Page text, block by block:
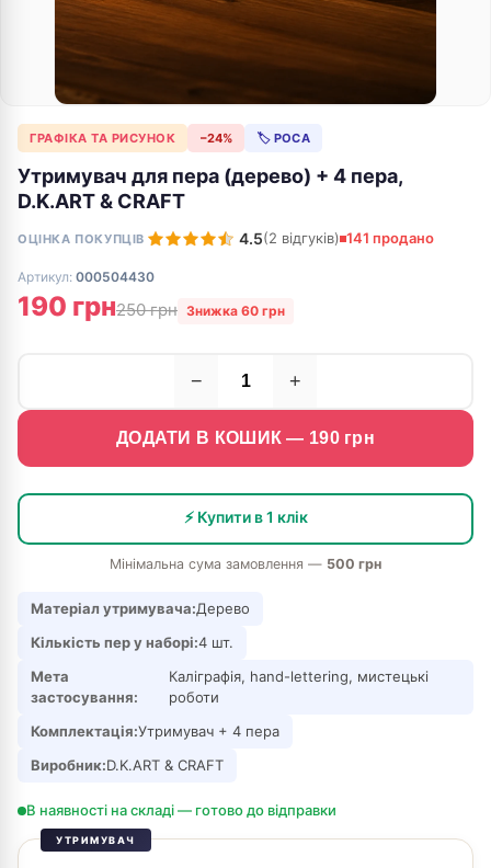
ГРАФІКА ТА РИСУНОК −24% 🏷 РОСА
Утримувач для пера (дерево) + 4 пера,
D.K.ART & CRAFT
ОЦІНКА ПОКУПЦІВ 4.5(2 відгуків) 141 продано
Артикул: 000504430
190 грн250 грн Знижка 60 грн
− +
ДОДАТИ В КОШИК — 190грн
⚡ Купити в 1 клік
Мінімальна сума замовлення — 500 грн
Матеріал утримувача:Дерево
Кількість пер у наборі:4 шт.
Мета
застосування:
Каліграфія, hand-lettering, мистецькі
роботи
Комплектація:Утримувач + 4 пера
Виробник:D.K.ART & CRAFT
В наявності на складі — готово до відправки
УТРИМУВАЧ